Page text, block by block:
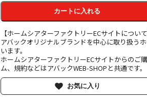
カートに入れる
【ホームシアターファクトリーECサイトについて
アバックオリジナルブランドを中心に取り扱う
います。
ホームシアターファクトリーECサイトからのご
ム、規約などはアバックWEB-SHOPと共通です。
お気に入り